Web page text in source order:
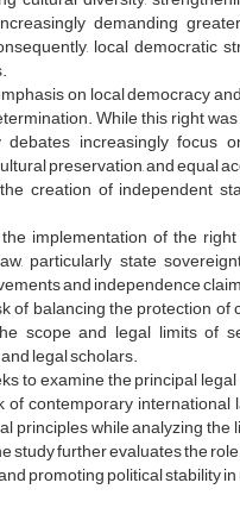
demanding
local democratic
on local democracy
While this right
debates increasingly focus
preservation, and equal
creation of independent
the implementation of the
particularly state
and independence
of balancing the protection
scope and legal limits of
legal scholars.
to examine the principal
of contemporary
principles while analyzing
study further evaluates the
promoting political stability